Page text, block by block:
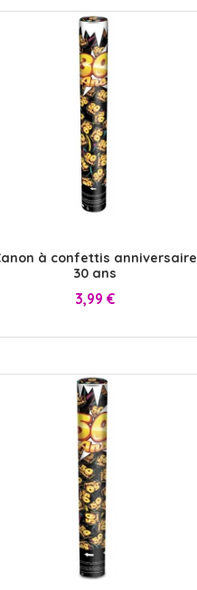
à confettis anniversaire
30 ans
Prix
3,99 €